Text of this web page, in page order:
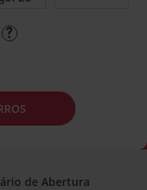
de Abertura